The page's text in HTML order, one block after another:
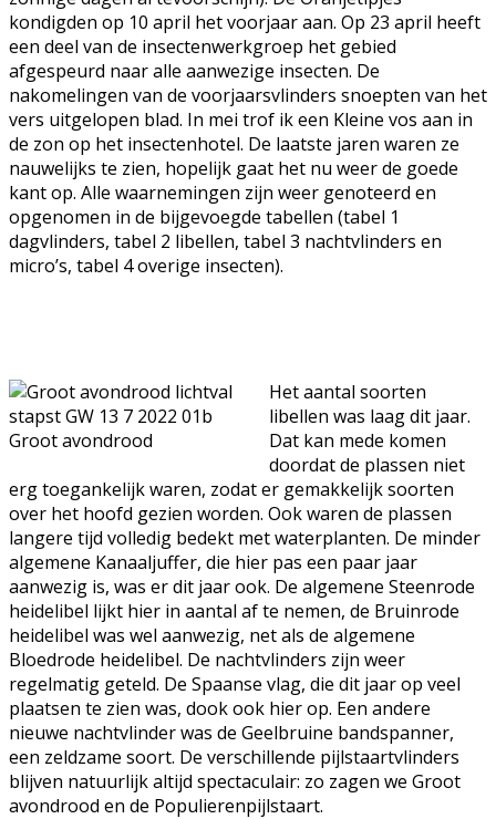
kondigden op 10 april het voorjaar aan. Op 23 april heeft
een deel van de insectenwerkgroep het gebied
afgespeurd naar alle aanwezige insecten. De
nakomelingen van de voorjaarsvlinders snoepten van het
vers uitgelopen blad. In mei trof ik een Kleine vos aan in
de zon op het insectenhotel. De laatste jaren waren ze
nauwelijks te zien, hopelijk gaat het nu weer de goede
kant op. Alle waarnemingen zijn weer genoteerd en
opgenomen in de bijgevoegde tabellen (tabel 1
dagvlinders, tabel 2 libellen, tabel 3 nachtvlinders en
micro’s, tabel 4 overige insecten).
Groot avondrood
Het aantal soorten
libellen was laag dit jaar.
Dat kan mede komen
doordat de plassen niet
erg toegankelijk waren, zodat er gemakkelijk soorten
over het hoofd gezien worden. Ook waren de plassen
langere tijd volledig bedekt met waterplanten. De minder
algemene Kanaaljuffer, die hier pas een paar jaar
aanwezig is, was er dit jaar ook. De algemene Steenrode
heidelibel lijkt hier in aantal af te nemen, de Bruinrode
heidelibel was wel aanwezig, net als de algemene
Bloedrode heidelibel. De nachtvlinders zijn weer
regelmatig geteld. De Spaanse vlag, die dit jaar op veel
plaatsen te zien was, dook ook hier op. Een andere
nieuwe nachtvlinder was de Geelbruine bandspanner,
een zeldzame soort. De verschillende pijlstaartvlinders
blijven natuurlijk altijd spectaculair: zo zagen we Groot
avondrood en de Populierenpijlstaart.